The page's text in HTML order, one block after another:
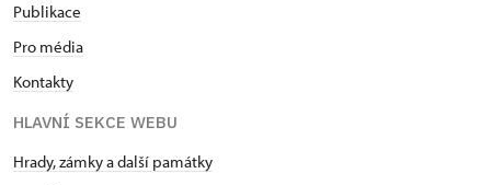
Publikace
Pro média
Kontakty
HLAVNÍ SEKCE WEBU
Hrady, zámky a další památky